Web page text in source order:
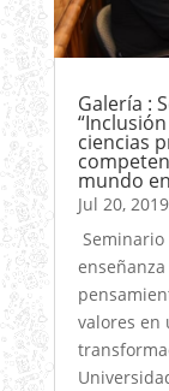
Galería :
ciencias
mundo
Jul 20, 2019
valores en